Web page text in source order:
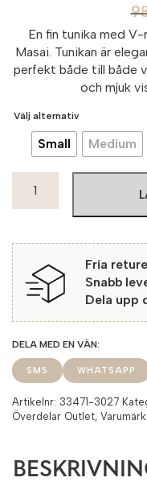
En fin tunika med
Masai. Tunikan är
perfekt både till både
och mjuk
Välj alternativ
Small Medium
MaKay
3027
Sea
Turtle
mängd
Fria
Snabb
Dela upp
SMS WHATSAPP
Artikelnr: 33471-3027
Överdelar Outlet,